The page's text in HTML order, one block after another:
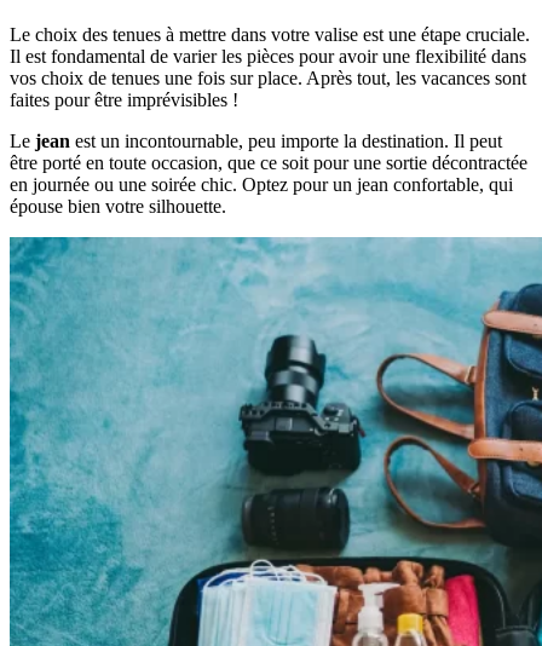
Le choix des tenues à mettre dans votre valise est une étape cruciale.
Il est fondamental de varier les pièces pour avoir une flexibilité dans
vos choix de tenues une fois sur place. Après tout, les vacances sont
faites pour être imprévisibles !
Le jean est un incontournable, peu importe la destination. Il peut
être porté en toute occasion, que ce soit pour une sortie décontractée
en journée ou une soirée chic. Optez pour un jean confortable, qui
épouse bien votre silhouette.